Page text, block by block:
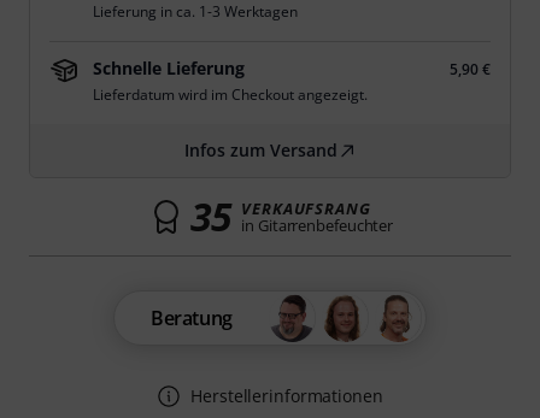
Lieferung in ca. 1-3 Werktagen
Schnelle Lieferung
5,90 €
Lieferdatum wird im Checkout angezeigt.
Infos zum Versand
35 VERKAUFSRANG
in Gitarrenbefeuchter
Beratung
Herstellerinformationen